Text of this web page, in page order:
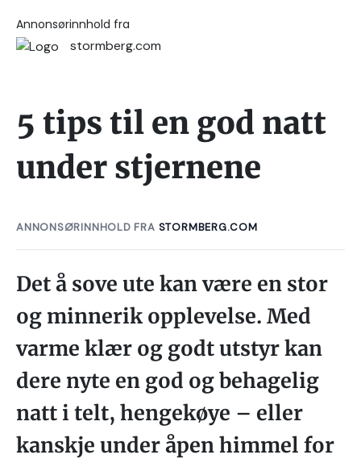
Annonsørinnhold fra
stormberg.com
5 tips til en god natt
under stjernene
ANNONSØRINNHOLD FRA STORMBERG.COM
Det å sove ute kan være en stor
og minnerik opplevelse. Med
varme klær og godt utstyr kan
dere nyte en god og behagelig
natt i telt, hengekøye – eller
kanskje under åpen himmel for